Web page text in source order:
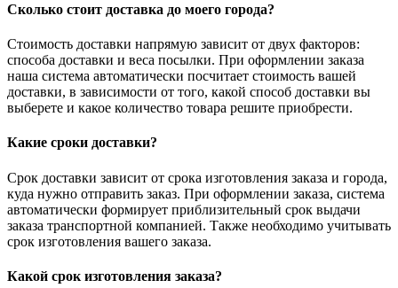
Сколько стоит доставка до моего города?
Стоимость доставки напрямую зависит от двух факторов:
способа доставки и веса посылки. При оформлении заказа
наша система автоматически посчитает стоимость вашей
доставки, в зависимости от того, какой способ доставки вы
выберете и какое количество товара решите приобрести.
Какие сроки доставки?
Срок доставки зависит от срока изготовления заказа и города,
куда нужно отправить заказ. При оформлении заказа, система
автоматически формирует приблизительный срок выдачи
заказа транспортной компанией. Также необходимо учитывать
срок изготовления вашего заказа.
Какой срок изготовления заказа?